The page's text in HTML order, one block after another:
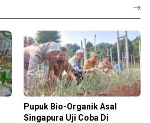
Pupuk Bio-Organik Asal
Singapura Uji Coba Di